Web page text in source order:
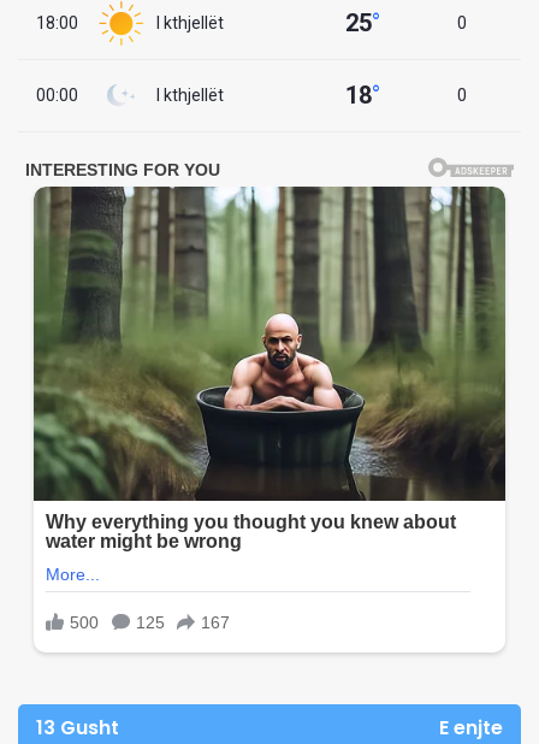
18:00 I kthjellët 25° 0
00:00 I kthjellët 18° 0
13 Gusht E enjte